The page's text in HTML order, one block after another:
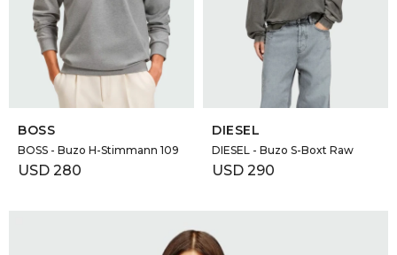
SELECCIONAR TALLE
BOSS
BOSS - Buzo H-Stimmann 109
USD 280
SELECCIONAR TALLE
DIESEL
DIESEL - Buzo S-Boxt Raw
USD 290